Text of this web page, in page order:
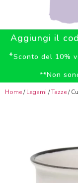
Aggiungi il
*Sconto del 10%
**Non
Home/Legami /Tazze/